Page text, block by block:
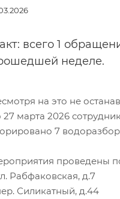
всего 1
неделе.
на это не
27 марта 2026
7
проведены
Рабфаковская, д.7
Силикатный, д.44